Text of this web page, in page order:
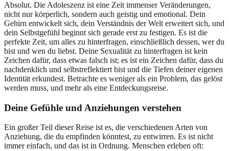
Absolut. Die Adoleszenz ist eine Zeit immenser Veränderungen,
nicht nur körperlich, sondern auch geistig und emotional. Dein
Gehirn entwickelt sich, dein Verständnis der Welt erweitert sich, und
dein Selbstgefühl beginnt sich gerade erst zu festigen. Es ist die
perfekte Zeit, um alles zu hinterfragen, einschließlich dessen, wer du
bist und wen du liebst. Deine Sexualität zu hinterfragen ist kein
Zeichen dafür, dass etwas falsch ist; es ist ein Zeichen dafür, dass du
nachdenklich und selbstreflektiert bist und die Tiefen deiner eigenen
Identität erkundest. Betrachte es weniger als ein Problem, das gelöst
werden muss, und mehr als eine Entdeckungsreise.
Deine Gefühle und Anziehungen verstehen
Ein großer Teil dieser Reise ist es, die verschiedenen Arten von
Anziehung, die du empfinden könntest, zu entwirren. Es ist nicht
immer einfach, und das ist in Ordnung. Menschen erleben oft: